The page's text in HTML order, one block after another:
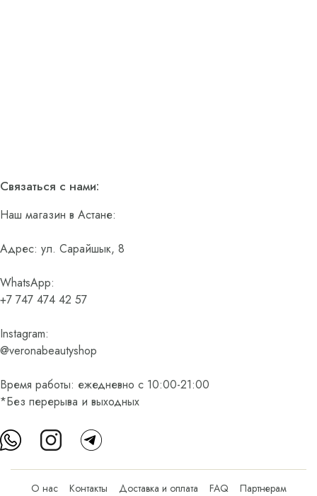
Связаться с нами:
Наш магазин в Астане:
Адрес: ул. Сарайшык, 8
WhatsApp:
+7 747 474 42 57
Instagram:
@veronabeautyshop
Время работы: ежедневно с 10:00-21:00
*Без перерыва и выходных
О нас Контакты Доставка и оплата FAQ
Партнерам